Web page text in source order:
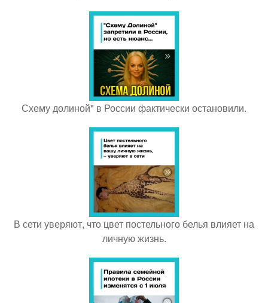
Схему долиной" в России фактически остановили.
В сети уверяют, что цвет постельного белья влияет на
личную жизнь.